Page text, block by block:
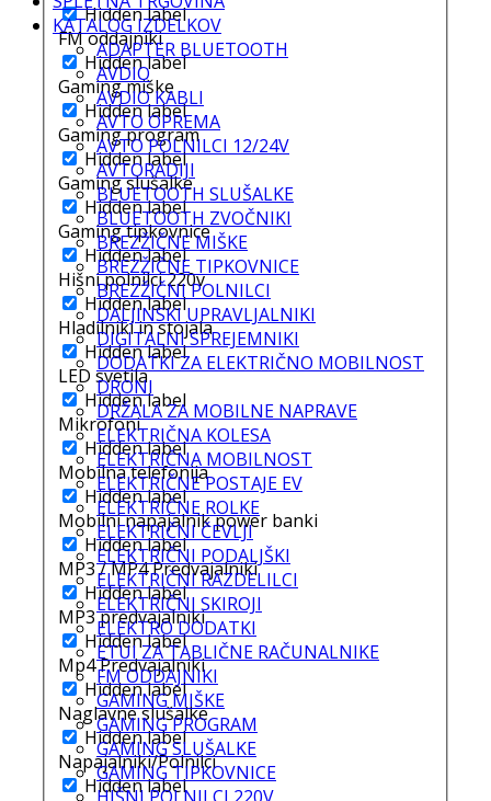
Hidden label
FM oddajniki
Hidden label
Gaming miške
Hidden label
Gaming program
Hidden label
Gaming slušalke
Hidden label
Gaming tipkovnice
Hidden label
Hišni polnilci 220v
Hidden label
Hladilniki in stojala
Hidden label
LED svetila
Hidden label
Mikrofoni
Hidden label
Mobilna telefonija
Hidden label
Mobilni napajalnik power banki
Hidden label
MP3 / MP4 Predvajalniki
Hidden label
MP3 predvajalniki
Hidden label
Mp4 Predvajalniki
Hidden label
Naglavne slušalke
Hidden label
Napajalniki/Polnilci
Hidden label
KATALOG IZDELKOV
ADAPTER BLUETOOTH
AVDIO
AVDIO KABLI
AVTO OPREMA
AVTO POLNILCI 12/24V
AVTORADIJI
BLUETOOTH SLUŠALKE
BLUETOOTH ZVOČNIKI
BREZŽIČNE MIŠKE
BREZŽIČNE TIPKOVNICE
BREZŽIČNI POLNILCI
DALJINSKI UPRAVLJALNIKI
DIGITALNI SPREJEMNIKI
DODATKI ZA ELEKTRIČNO MOBILNOST
DRONI
DRŽALA ZA MOBILNE NAPRAVE
ELEKTRIČNA KOLESA
ELEKTRIČNA MOBILNOST
ELEKTRIČNE POSTAJE EV
ELEKTRIČNE ROLKE
ELEKTRIČNI ČEVLJI
ELEKTRIČNI PODALJŠKI
ELEKTRIČNI RAZDELILCI
ELEKTRIČNI SKIROJI
ELEKTRO DODATKI
ETUI ZA TABLIČNE RAČUNALNIKE
FM ODDAJNIKI
GAMING MIŠKE
GAMING PROGRAM
GAMING SLUŠALKE
GAMING TIPKOVNICE